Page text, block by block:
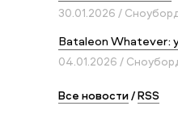
30.01.2026 /
Bataleon Whatever:
04.01.2026 /
Все новости/RSS